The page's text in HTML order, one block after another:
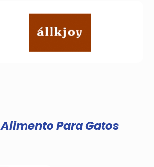
Alimento Para Gatos